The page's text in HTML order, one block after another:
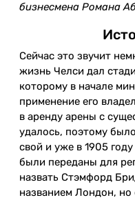
бизнесмена Романа
Сейчас это звучит
жизнь Челси дал
которому в начале
применение его
в аренду арены с
удалось, поэтому
свой и уже в 1905
были переданы для
назвать Стэмфорд
названием Лондон, но